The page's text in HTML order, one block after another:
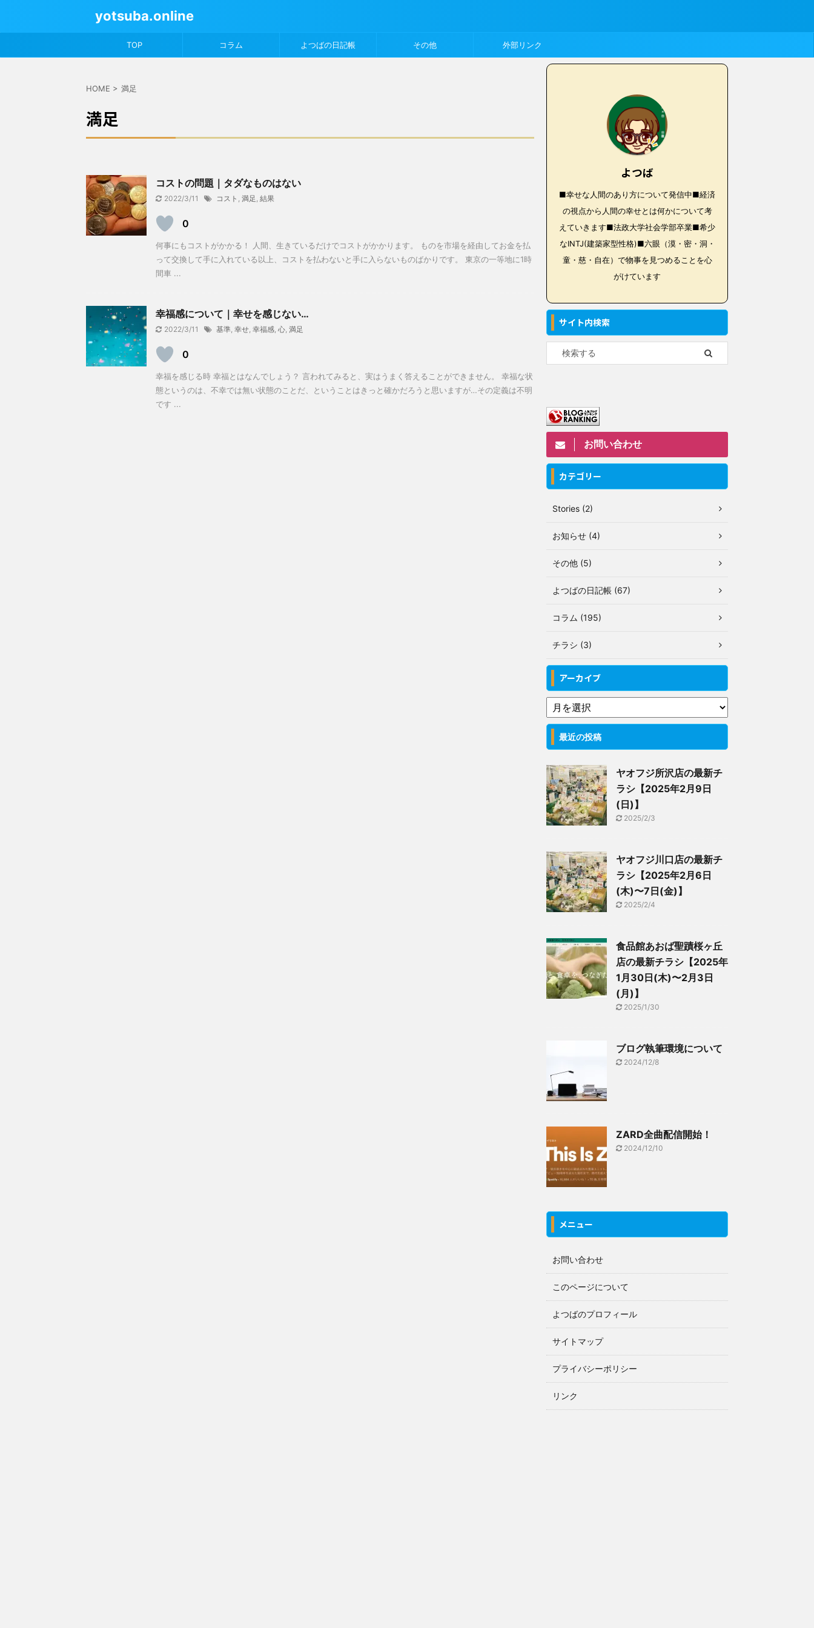
yotsuba.online
TOP コラム よつばの日記帳 その他 外部リンク
HOME > 満足
満足
コストの問題｜タダなものはない
2022/3/11 コスト , 満足 , 結果
0
何事にもコストがかかる！ 人間、生きているだけでコストがかかります。 ものを市場を経由してお金を払
って交換して手に入れている以上、コストを払わないと手に入らないものばかりです。 東京の一等地に1時
間車 ...
幸福感について｜幸せを感じない…
2022/3/11 基準, 幸せ, 幸福感, 心, 満足
0
幸福を感じる時 幸福とはなんでしょう？ 言われてみると、実はうまく答えることができません。 幸福な状
態というのは、不幸では無い状態のことだ、ということはきっと確かだろうと思いますが…その定義は不明
です ...
よつば
■幸せな人間のあり方について発信中■経済
の視点から人間の幸せとは何かについて考
えていきます■法政大学社会学部卒業■希少
なINTJ(建築家型性格)■六眼（漠・密・洞・
童・慈・自在）で物事を見つめることを心
がけています
サイト内検索
お問い合わせ
カテゴリー
Stories (2)
お知らせ (4)
その他 (5)
よつばの日記帳 (67)
コラム (195)
チラシ (3)
アーカイブ
最近の投稿
ヤオフジ所沢店の最新チ
ラシ【2025年2月9日
(日)】
2025/2/3
ヤオフジ川口店の最新チ
ラシ【2025年2月6日
(木)〜7日(金)】
2025/2/4
食品館あおば聖蹟桜ヶ丘
店の最新チラシ【2025年
1月30日(木)〜2月3日
(月)】
2025/1/30
ブログ執筆環境について
2024/12/8
ZARD全曲配信開始！
2024/12/10
メニュー
お問い合わせ
このページについて
よつばのプロフィール
サイトマップ
プライバシーポリシー
リンク